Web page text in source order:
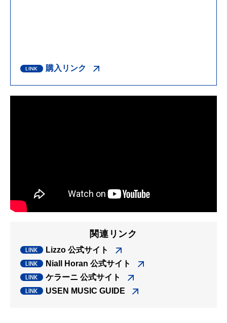
購入リンク
関連リンク
Lizzo 公式サイト
Niall Horan 公式サイト
ケラーニ 公式サイト
USEN MUSIC GUIDE